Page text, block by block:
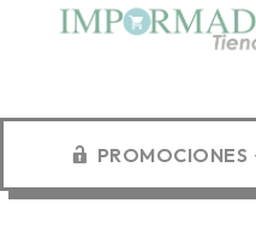
PROMOCIONES